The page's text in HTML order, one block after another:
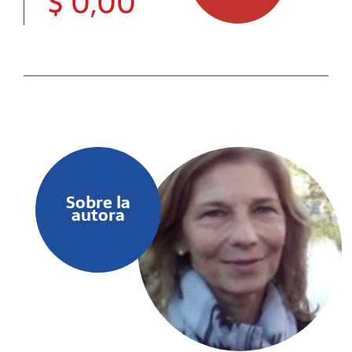
de animales de cría, mantenida y mejorada por
medio de prácticas de gestión de los suelos,
conocimientos. Frente a la situación actual,
y equitativo.
Sobre la
autora